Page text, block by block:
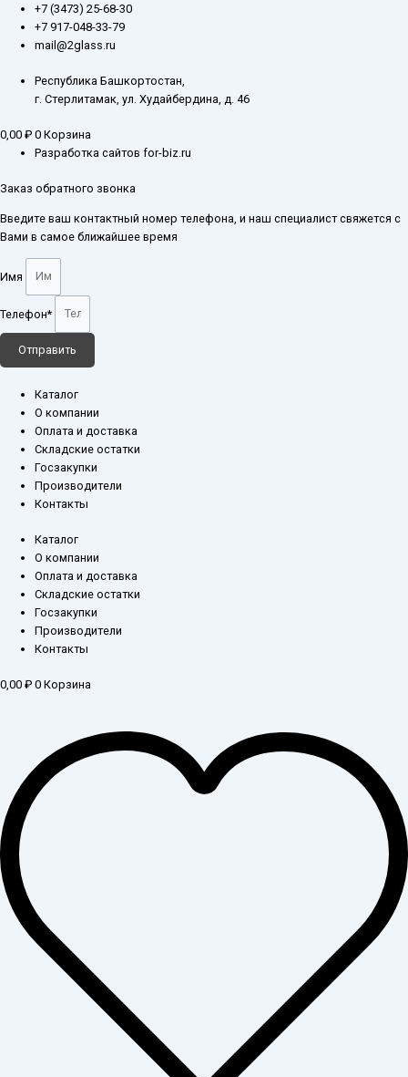
+7 (3473) 25-68-30
+7 917-048-33-79
mail@2glass.ru
Республика Башкортостан,
г. Стерлитамак, ул. Худайбердина, д. 46
0,00 ₽ 0 Корзина
Разработка сайтов for-biz.ru
Заказ обратного звонка
Введите ваш контактный номер телефона, и наш специалист свяжется с
Вами в самое ближайшее время
Имя
Телефон*
Отправить
Каталог
О компании
Оплата и доставка
Складские остатки
Госзакупки
Производители
Контакты
Каталог
О компании
Оплата и доставка
Складские остатки
Госзакупки
Производители
Контакты
0,00 ₽ 0 Корзина